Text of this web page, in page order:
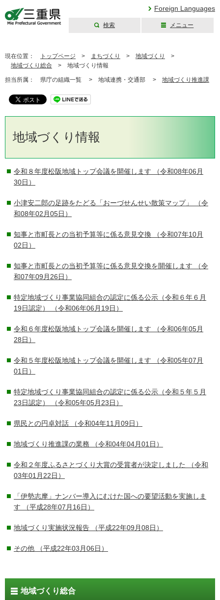
Foreign Languages
検索 メニュー
現在位置： トップページ > まちづくり > 地域づくり
>
地域づくり総合 > 地域づくり情報
担当所属： 県庁の組織一覧 > 地域連携・交通部 > 地域づくり推進課
地域づくり情報
令和８年度松阪地域トップ会議を開催します （令和08年06月
30日）
小津安二郎の足跡をたどる「おーづせんせい散策マップ」
（令
和08年02月05日）
知事と市町長との当初予算等に係る意見交換 （令和07年10月
02日）
知事と市町長との当初予算等に係る意見交換を開催します （令
和07年09月26日）
特定地域づくり事業協同組合の認定に係る公示（令和６年６月
19日認定）
（令和06年06月19日）
令和６年度松阪地域トップ会議を開催します （令和06年05月
28日）
令和５年度松阪地域トップ会議を開催します （令和05年07月
01日）
特定地域づくり事業協同組合の認定に係る公示（令和５年５月
23日認定）
（令和05年05月23日）
県民との円卓対話 （令和04年11月09日）
地域づくり推進課の業務 （令和04年04月01日）
令和２年度ふるさとづくり大賞の受賞者が決定しました
（令和
03年01月22日）
「伊勢志摩」ナンバー導入にむけた国への要望活動を実施しま
す （平成28年07月16日）
地域づくり実施状況報告 （平成22年09月08日）
その他 （平成22年03月06日）
地域づくり総合